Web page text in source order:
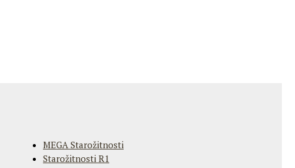
MEGA Starožitnosti
Starožitnosti R1